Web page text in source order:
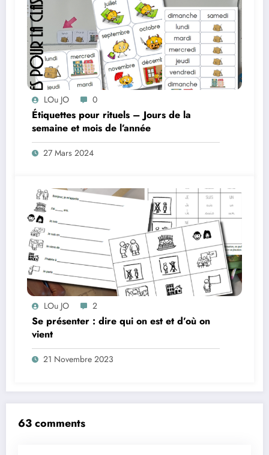
LOu JO 0
Étiquettes pour rituels – Jours de la
semaine et mois de l’année
27 Mars 2024
LOu JO 2
Se présenter : dire qui on est et d’où on
vient
21 Novembre 2023
63 comments